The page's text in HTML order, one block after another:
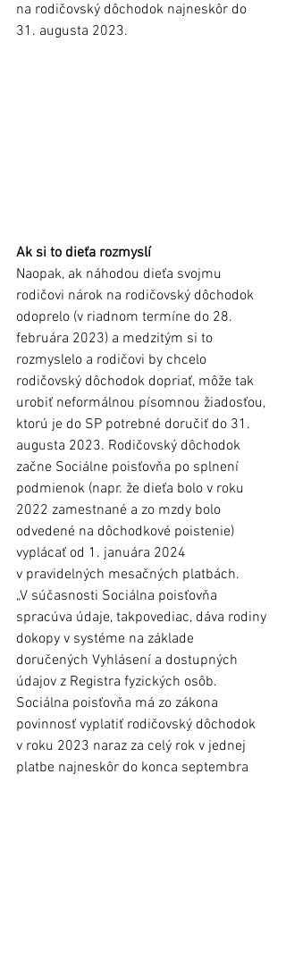
na rodičovský dôchodok najneskôr do
31. augusta 2023.
Ak si to dieťa rozmyslí
Naopak, ak náhodou dieťa svojmu
rodičovi nárok na rodičovský dôchodok
odoprelo (v riadnom termíne do 28.
februára 2023) a medzitým si to
rozmyslelo a rodičovi by chcelo
rodičovský dôchodok dopriať, môže tak
urobiť neformálnou písomnou žiadosťou,
ktorú je do SP potrebné doručiť do 31.
augusta 2023. Rodičovský dôchodok
začne Sociálne poisťovňa po splnení
podmienok (napr. že dieťa bolo v roku
2022 zamestnané a zo mzdy bolo
odvedené na dôchodkové poistenie)
vyplácať od 1. januára 2024
v pravidelných mesačných platbách.
„V súčasnosti Sociálna poisťovňa
spracúva údaje, takpovediac, dáva rodiny
dokopy v systéme na základe
doručených Vyhlásení a dostupných
údajov z Registra fyzických osôb.
Sociálna poisťovňa má zo zákona
povinnosť vyplatiť rodičovský dôchodok
v roku 2023 naraz za celý rok v jednej
platbe najneskôr do konca septembra